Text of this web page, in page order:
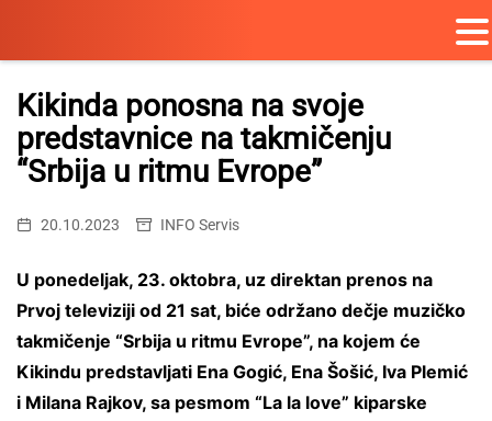
Skip
content
Kikinda ponosna na svoje
predstavnice na takmičenju
“Srbija u ritmu Evrope”
20.10.2023 INFO Servis
U ponedeljak, 23. oktobra, uz direktan prenos na
Prvoj televiziji od 21 sat, biće održano dečje muzičko
takmičenje “Srbija u ritmu Evrope”, na kojem će
Kikindu predstavljati Ena Gogić, Ena Šošić, Iva Plemić
i Milana Rajkov, sa pesmom “La la love” kiparske